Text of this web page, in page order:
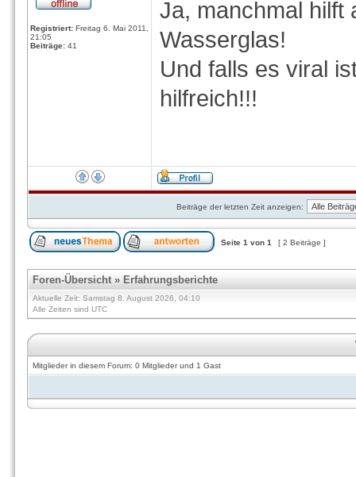
Registriert: Freitag 6. Mai 2011,
21:05
Beiträge: 41
Ja, manchmal hilft
Wasserglas!
Und falls es viral
hilfreich!!!
Beiträge der letzten Zeit anzeigen:
Seite 1 von 1 [ 2 Beiträge ]
Foren-Übersicht» Erfahrungsberichte
Aktuelle Zeit: Samstag 8. August 2026, 04:10
Alle Zeiten sind UTC
Mitglieder in diesem Forum: 0 Mitglieder und 1 Gast